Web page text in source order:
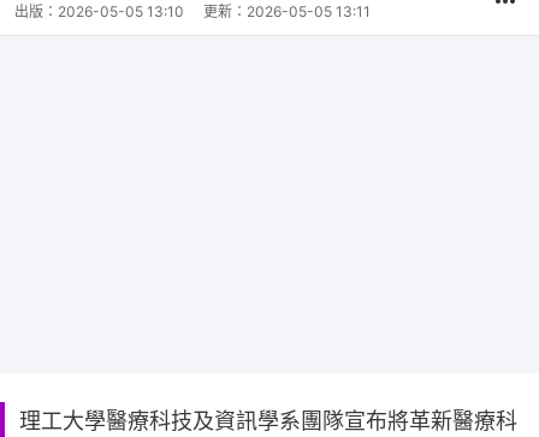
出版： 2026-05-05 13:10 更新： 2026-05-05 13:11
理工大學醫療科技及資訊學系團隊宣布將革新醫療科